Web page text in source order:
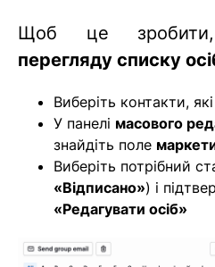
Щоб це
перегляду списку
Виберіть контакти,
У панелі масового
знайдіть поле
Виберіть потрібний
«Відписано») і
«Редагувати осіб»